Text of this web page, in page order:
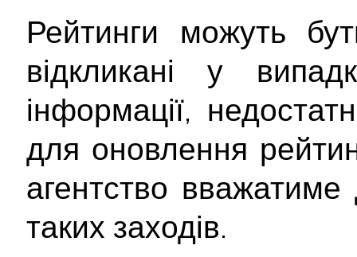
Рейтинги можуть
відкликані у
інформації,
для оновлення
агентство вважатиме
таких заходів.